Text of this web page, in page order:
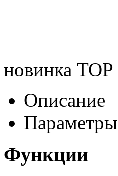
новинка TOP
Описание
Параметры
Функции